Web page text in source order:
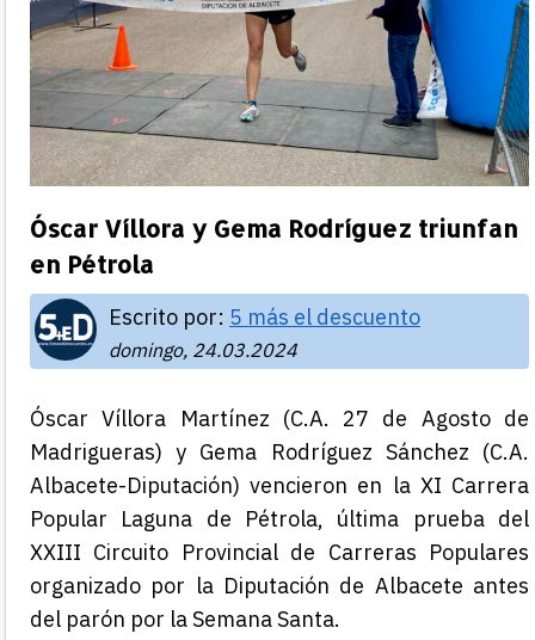
Óscar Víllora y Gema Rodríguez triunfan
en Pétrola
Escrito por: 5 más el descuento
domingo, 24.03.2024
Óscar Víllora Martínez (C.A. 27 de Agosto de
Madrigueras) y Gema Rodríguez Sánchez (C.A.
Albacete-Diputación) vencieron en la XI Carrera
Popular Laguna de Pétrola, última prueba del
XXIII Circuito Provincial de Carreras Populares
organizado por la Diputación de Albacete antes
del parón por la Semana Santa.